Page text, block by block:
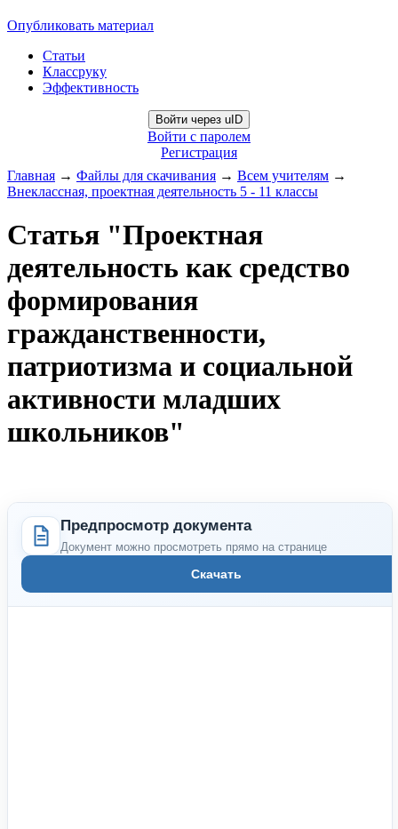
Опубликовать материал
Статьи
Классруку
Эффективность
Войти через uID
Войти с паролем
Регистрация
Главная → Файлы для скачивания → Всем учителям →
Внеклассная, проектная деятельность 5 - 11 классы
Статья "Проектная
деятельность как средство
формирования
гражданственности,
патриотизма и социальной
активности младших
школьников"
Предпросмотр документа
Документ можно просмотреть прямо на странице
Скачать